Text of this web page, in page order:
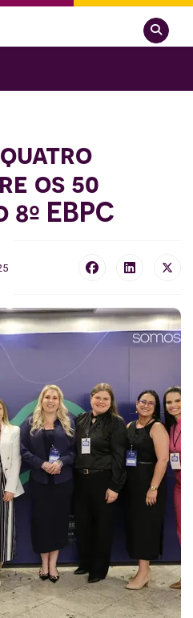
Pesquisar
quatro
os 50
EBPC